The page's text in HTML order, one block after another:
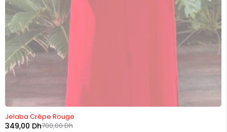
RUPTURE DE STOCK
Jelaba Crêpe Rouge
700,00Dh
349,00 Dh